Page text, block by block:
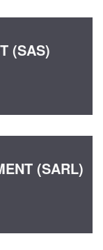
(SAS)
(SARL)